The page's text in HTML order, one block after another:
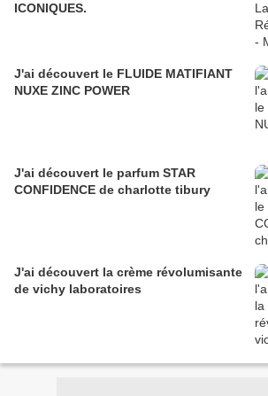
ICONIQUES.
J'ai découvert le FLUIDE MATIFIANT
NUXE ZINC POWER
J'ai découvert le parfum STAR
CONFIDENCE de charlotte tibury
J'ai découvert la crème révolumisante
de vichy laboratoires